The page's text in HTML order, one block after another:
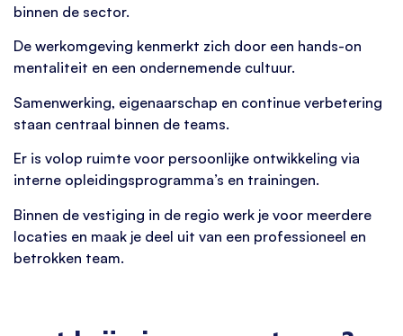
binnen de sector.
De werkomgeving kenmerkt zich door een hands-on
mentaliteit en een ondernemende cultuur.
Samenwerking, eigenaarschap en continue verbetering
staan centraal binnen de teams.
Er is volop ruimte voor persoonlijke ontwikkeling via
interne opleidingsprogramma’s en trainingen.
Binnen de vestiging in de regio werk je voor meerdere
locaties en maak je deel uit van een professioneel en
betrokken team.